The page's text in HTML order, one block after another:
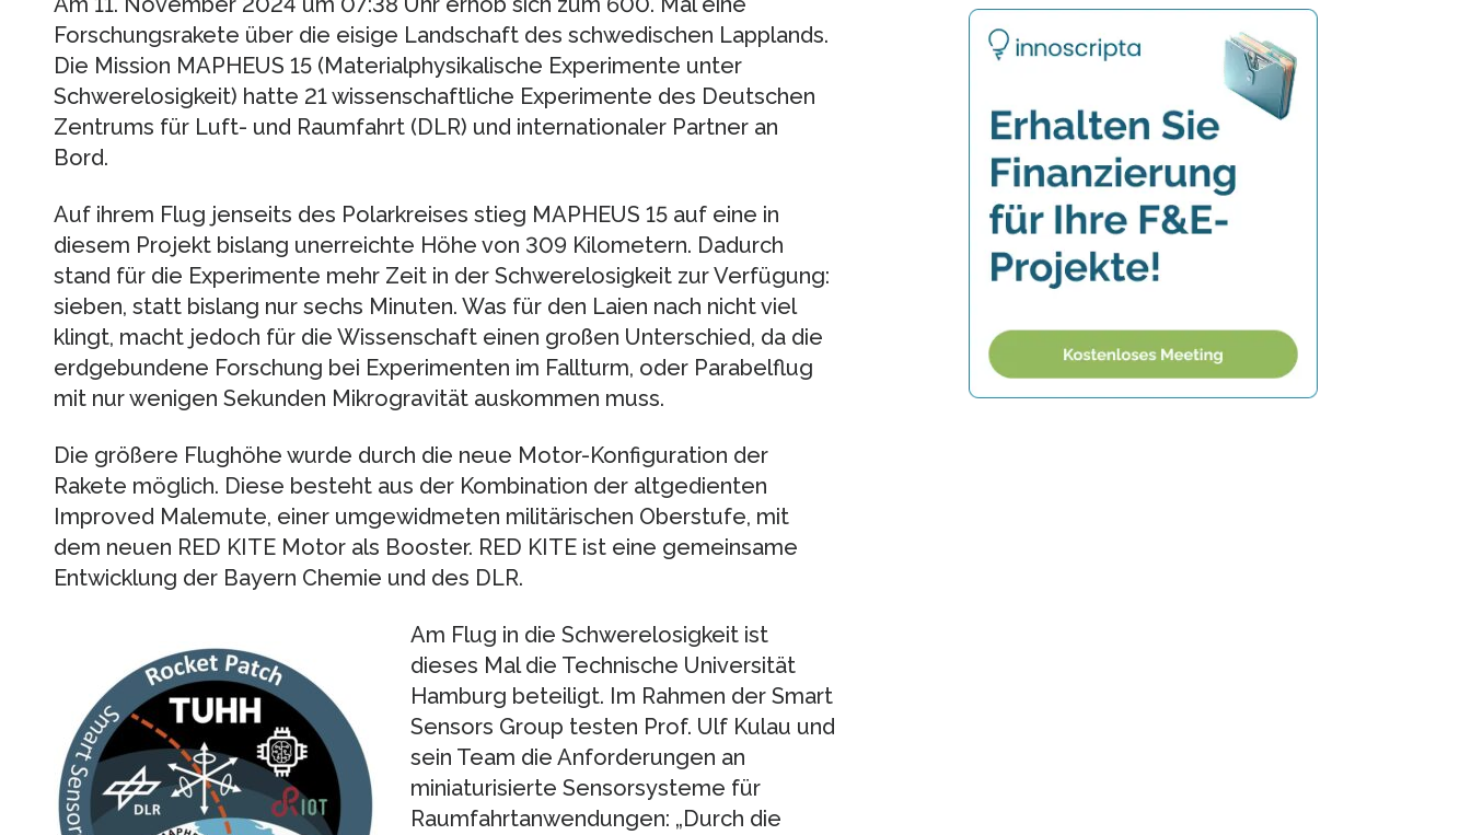
Forschungsrakete über die eisige Landschaft des schwedischen Lapplands.
Die Mission MAPHEUS 15 (Materialphysikalische Experimente unter
Schwerelosigkeit) hatte 21 wissenschaftliche Experimente des Deutschen
Zentrums für Luft- und Raumfahrt (DLR) und internationaler Partner an
Bord.
Auf ihrem Flug jenseits des Polarkreises stieg MAPHEUS 15 auf eine in
diesem Projekt bislang unerreichte Höhe von 309 Kilometern. Dadurch
stand für die Experimente mehr Zeit in der Schwerelosigkeit zur Verfügung:
sieben, statt bislang nur sechs Minuten. Was für den Laien nach nicht viel
klingt, macht jedoch für die Wissenschaft einen großen Unterschied, da die
erdgebundene Forschung bei Experimenten im Fallturm, oder Parabelflug
mit nur wenigen Sekunden Mikrogravität auskommen muss.
Die größere Flughöhe wurde durch die neue Motor-Konfiguration der
Rakete möglich. Diese besteht aus der Kombination der altgedienten
Improved Malemute, einer umgewidmeten militärischen Oberstufe, mit
dem neuen RED KITE Motor als Booster. RED KITE ist eine gemeinsame
Entwicklung der Bayern Chemie und des DLR.
Am Flug in die Schwerelosigkeit ist
dieses Mal die Technische Universität
Hamburg beteiligt. Im Rahmen der Smart
Sensors Group testen Prof. Ulf Kulau und
sein Team die Anforderungen an
miniaturisierte Sensorsysteme für
Raumfahrtanwendungen: „Durch die